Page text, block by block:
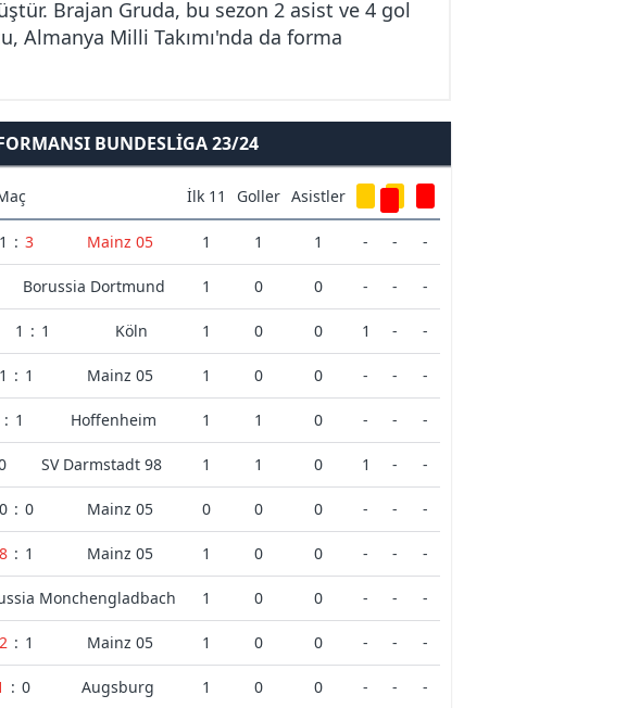
Brajan Gruda, bu sezon 2 asist ve 4 gol
Almanya Milli Takımı'nda da forma
BUNDESLIGA 23/24
İlk 11 Goller Asistler
1 : 3 Mainz 05 1 1 1 - - -
Borussia Dortmund 1 0 0 - - -
1 : 1 Köln 1 0 0 1 - -
1 : 1 Mainz 05 1 0 0 - - -
: 1 Hoffenheim 1 1 0 - - -
SV Darmstadt 98 1 1 0 1 - -
0 : 0 Mainz 05 0 0 0 - - -
8 : 1 Mainz 05 1 0 0 - - -
Monchengladbach 1 0 0 - - -
2 : 1 Mainz 05 1 0 0 - - -
: 0 Augsburg 1 0 0 - - -